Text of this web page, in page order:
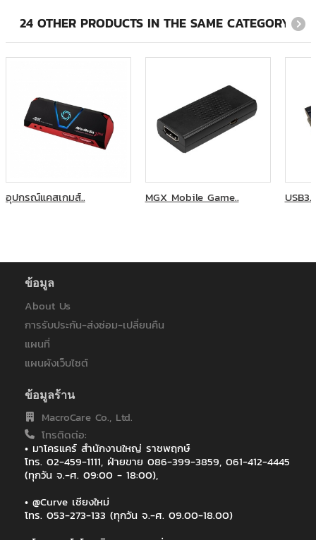
คณะมนุษยศาสตร์ มหาวิทยาลัยเชียงใหม่
คณะวิศวกรรมศาสตร์ สถาบันเทคโนโลยีพระจอมเกล้าเจ้าคุณทหาร
ลาดกระบัง
คณะแพทยศาสตร์ มหาวิทยาลัยมหิดล โรงพยาบาลรามาธิบดี
บันยันทรี กระบี่ - รีสอร์ท
ภาควิชากุมารเวชศาสตร์เขตร้อน คณะเวชศาสตร์เขตร้อน มหาวิทยาลัย
มหาวิทยาลัยเชียงใหม่
มูลนิธิบำเพ็ญประโยชน์ด้วยกิจกรรมทางศาสนา
สถาบันบัณฑิตศึกษาจุฬาภรณ์
สถาบันพัฒนาองค์กรชุมชน (องค์การมหาชน)
สมาคมสารพิษจากเชื้อราแห่งประเทศไทย
สำนักงานศูนย์ราชการเฉลิมพระเกียรติ 80 พรรษา
สำนักงานเขตพื้นที่การศึกษาประถมศึกษานครพนม เขต 1
โรงพยาบาลบ้านเขว้า
โรงเรียนสาธิตมหาวิทยาลัยเชียงใหม่
A.P.Honda สาขาเชียงใหม่
Amari Watergate Bangkok
Amora Beach Resort Phuket | Thalang
ARUNA HOTEL เชียงราย
Asia Hotel Bangkok
Asia Pacific Peteochemiecal Co.,Ltd.
Asian Institute of Technology (AIT)
24 OTHER PRODUCTS IN THE SAME CATEGORY:
อุปกรณ์แคสเกมส์.. MGX Mobile Game..
ข้อมูล
About Us
การรับประกัน-ส่งซ่อม-เปลี่ยนคืน
แผนที่
แผนผังเว็บไซต์
ข้อมูลร้าน
MacroCare Co., Ltd.
โทรติดต่อ:
• มาโครแคร์ สำนักงานใหญ่ ราชพฤกษ์
โทร. 02-459-1111, ฝ่ายขาย 086-399-3859, 061-412-4445
(ทุกวัน จ.-ศ. 09:00 - 18:00),
• @Curve เชียงใหม่
โทร. 053-273-133 (ทุกวัน จ.-ศ. 09.00-18.00)